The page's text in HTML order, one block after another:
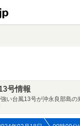
号情報
い台風13号が沖永良部島